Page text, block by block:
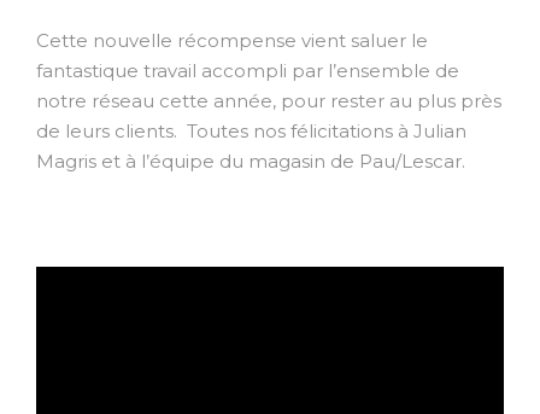
Cette nouvelle récompense vient saluer le
fantastique travail accompli par l’ensemble de
notre réseau cette année, pour rester au plus près
de leurs clients. Toutes nos félicitations à Julian
Magris et à l’équipe du magasin de Pau/Lescar.